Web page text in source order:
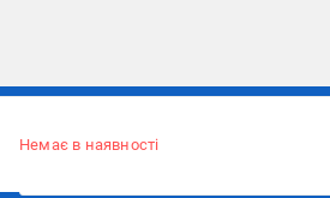
Немає в наявності